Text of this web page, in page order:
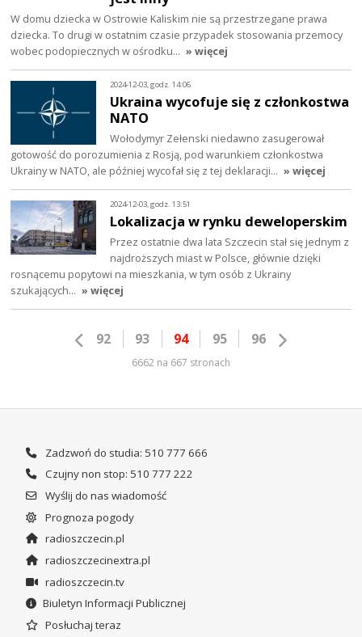
W domu dziecka w Ostrowie Kaliskim nie są przestrzegane prawa
dziecka. To drugi w ostatnim czasie przypadek stosowania przemocy
wobec podopiecznych w ośrodku… » więcej
2024-12-03, godz. 14:06
Ukraina wycofuje się z członkostwa
NATO
Wołodymyr Zełenski niedawno zasugerował
gotowość do porozumienia z Rosją, pod warunkiem członkostwa
Ukrainy w NATO, ale później wycofał się z tej deklaracji… » więcej
2024-12-03, godz. 13:51
Lokalizacja w rynku deweloperskim
Przez ostatnie dwa lata Szczecin stał się jednym z
najdroższych miast w Polsce, głównie dzięki
rosnącemu popytowi na mieszkania, w tym osób z Ukrainy
szukających… » więcej
92 93 94 95 96
6662 na 667 stronach
Zadzwoń do studia: 510 777 666
Czujny non stop: 510 777 222
Wyślij do nas wiadomość
Prognoza pogody
radioszczecin.pl
radioszczecinextra.pl
radioszczecin.tv
Biuletyn Informacji Publicznej
Posłuchaj teraz